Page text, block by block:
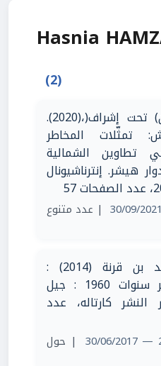
Hasnia
(2)
محمد بن زينة وآخرون) تحت إشراف(،(2020).
تمثّلات المخاطر
تطاوين الشمالية
هيشر. إنترناشيونال
| عدد متنوع
عيسى قادري ومحمد بن قرنة (2014) :
المهندس في الجزائر سنوات 1960 : جيل
كارتاله، عدد
| حول